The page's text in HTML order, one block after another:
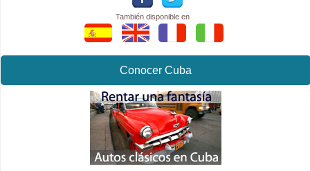
También disponible en
Conocer Cuba